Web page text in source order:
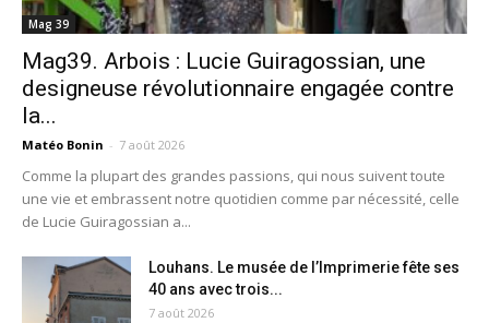
Mag 39
Mag39. Arbois : Lucie Guiragossian, une
designeuse révolutionnaire engagée contre
la...
Matéo Bonin - 7 août 2026
Comme la plupart des grandes passions, qui nous suivent toute
une vie et embrassent notre quotidien comme par nécessité, celle
de Lucie Guiragossian a...
Louhans. Le musée de l’Imprimerie fête ses
40 ans avec trois...
7 août 2026